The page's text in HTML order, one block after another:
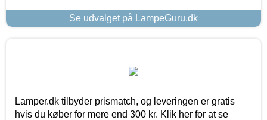
Se udvalget på LampeGuru.dk
Lamper.dk tilbyder prismatch, og leveringen er gratis
hvis du køber for mere end 300 kr. Klik her for at se